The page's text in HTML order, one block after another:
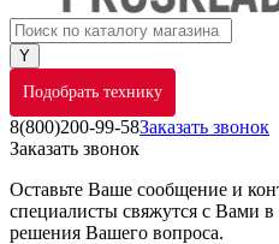
Подобрать технику
8(800)200-99-58Заказать звонок
Заказать звонок
Оставьте Ваше сообщение и
специалисты свяжутся с Вами
решения Вашего вопроса.